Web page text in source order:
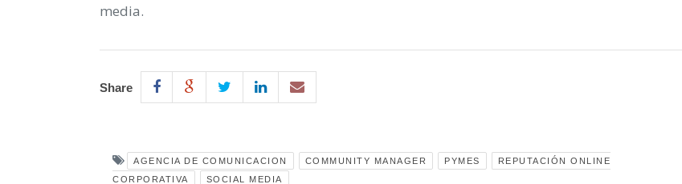
media.
Share
AGENCIA DE COMUNICACION COMMUNITY MANAGER PYMES
REPUTACIÓN ONLINE
CORPORATIVA
SOCIAL MEDIA